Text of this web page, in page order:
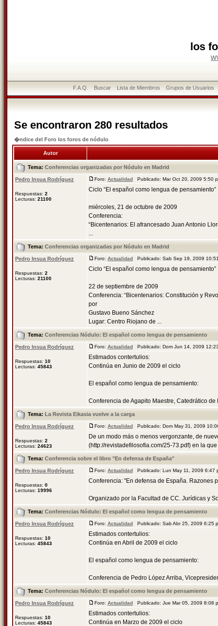
los
F.A.Q. Buscar Lista de Miembros Grupos de Usuarios
Se encontraron 280 resultados
�ndice del Foro los foros de nódulo
Autor
Tema: Conferencias organizadas por Nódulo en Madrid
Pedro Insua Rodríguez
Respuestas: 2
Lecturas: 21100
Foro: Actualidad Publicado: Mar Oct 20, 2009 5:50
Ciclo “El español como lengua de pensamiento”
miércoles, 21 de octubre de 2009
Conferencia:
“Bicentenarios: El afrancesado Juan Antonio
...
Tema: Conferencias organizadas por Nódulo en Madrid
Pedro Insua Rodríguez
Respuestas: 2
Lecturas: 21100
Foro: Actualidad Publicado: Sab Sep 19, 2009
Ciclo “El español como lengua de pensamiento”
22 de septiembre de 2009
Conferencia: “Bicentenarios: Constitución y
por
Gustavo Bueno Sánchez
Lugar: Centro Riojano de ...
Tema: Conferencias Nódulo: El español como lengua de pensamiento
Pedro Insua Rodríguez
Respuestas: 10
Lecturas: 45843
Foro: Actualidad Publicado: Dom Jun 14, 2009
Estimados contertulios:
Continúa en Junio de 2009 el ciclo
El español como lengua de pensamiento:
Conferencia de Agapito Maestre, Catedrático
Tema: La Revista Eikasia vuelve a la carga
Pedro Insua Rodríguez
Respuestas: 2
Lecturas: 24623
Foro: Actualidad Publicado: Dom May 31, 2009
De un modo más o menos vergonzante, de
(http://revistadefilosofia.com/25-73.pdf) en la
Tema: Conferencia sobre el libro "En defensa de España"
Pedro Insua Rodríguez
Respuestas: 0
Lecturas: 19996
Foro: Actualidad Publicado: Lun May 11, 2009
Conferencia: "En defensa de España. Razones
Organizado por la Facultad de CC. Jurídicas y
Tema: Conferencias Nódulo: El español como lengua de pensamiento
Pedro Insua Rodríguez
Respuestas: 10
Lecturas: 45843
Foro: Actualidad Publicado: Sab Abr 25, 2009
Estimados contertulios:
Continúa en Abril de 2009 el ciclo
El español como lengua de pensamiento:
Conferencia de Pedro López Arriba,
Tema: Conferencias Nódulo: El español como lengua de pensamiento
Pedro Insua Rodríguez
Respuestas: 10
Lecturas: 45843
Foro: Actualidad Publicado: Jue Mar 05, 2009
Estimados contertulios:
Continúa en Marzo de 2009 el ciclo